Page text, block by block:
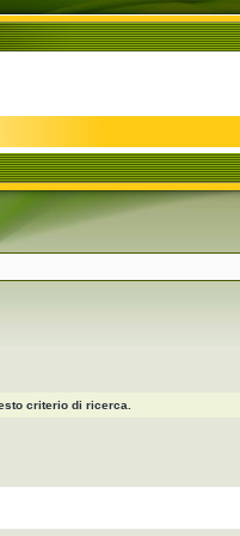
criterio di ricerca.